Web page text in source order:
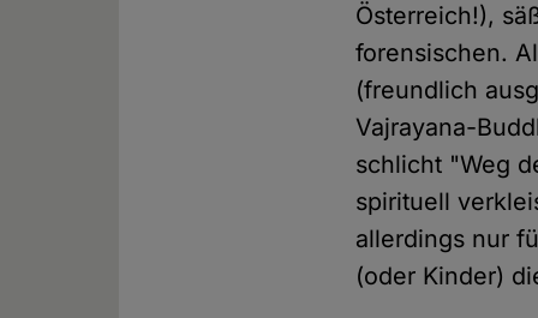
Österreich!),
forensischen.
(freundlich
Vajrayana-
schlicht "Weg
spirituell
allerdings nur
(oder Kinder)